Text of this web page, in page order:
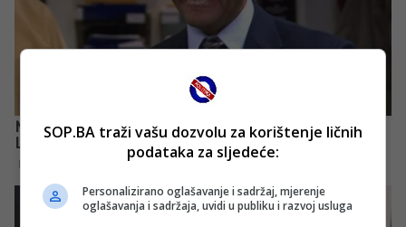
SOP.BA traži vašu dozvolu za korištenje ličnih
podataka za sljedeće:
Personalizirano oglašavanje i sadržaj, mjerenje
oglašavanja i sadržaja, uvidi u publiku i razvoj usluga